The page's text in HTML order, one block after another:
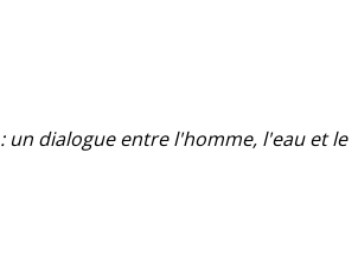
un dialogue entre l'homme, l'eau et le